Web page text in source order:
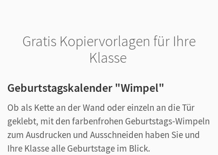
Gratis Kopiervorlagen für Ihre
Klasse
Geburtstagskalender "Wimpel"
Ob als Kette an der Wand oder einzeln an die Tür
geklebt, mit den farbenfrohen Geburtstags-Wimpeln
zum Ausdrucken und Ausschneiden haben Sie und
Ihre Klasse alle Geburtstage im Blick.